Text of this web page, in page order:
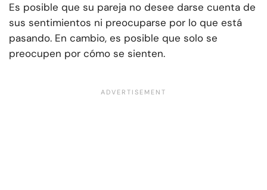
Es posible que su pareja no desee darse cuenta de
sus sentimientos ni preocuparse por lo que está
pasando. En cambio, es posible que solo se
preocupen por cómo se sienten.